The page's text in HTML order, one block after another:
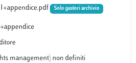
Solo gestori archivio
management) non definiti